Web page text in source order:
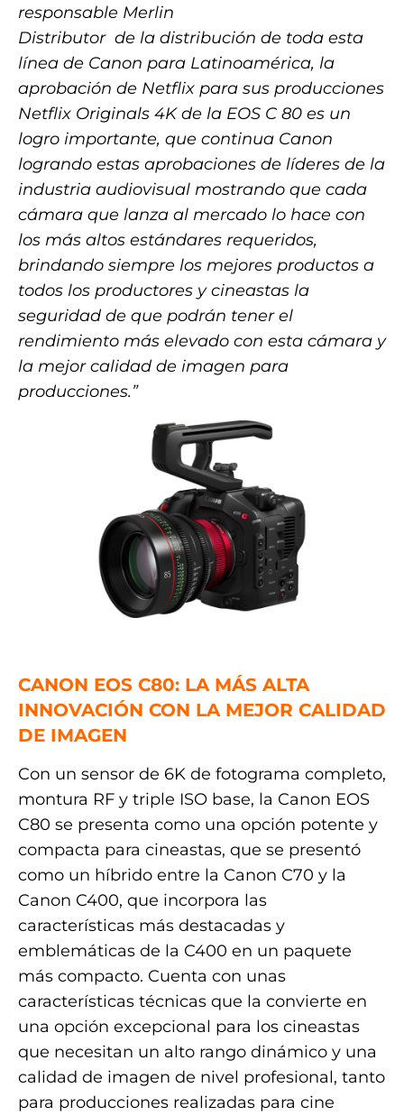
responsable Merlin
Distributor de la distribución de toda esta
línea de Canon para Latinoamérica, la
aprobación de Netflix para sus producciones
Netflix Originals 4K de la EOS C 80 es un
logro importante, que continua Canon
logrando estas aprobaciones de líderes de la
industria audiovisual mostrando que cada
cámara que lanza al mercado lo hace con
los más altos estándares requeridos,
brindando siempre los mejores productos a
todos los productores y cineastas la
seguridad de que podrán tener el
rendimiento más elevado con esta cámara y
la mejor calidad de imagen para
producciones.”
CANON EOS C80: LA MÁS ALTA
INNOVACIÓN CON LA MEJOR CALIDAD
DE IMAGEN
Con un sensor de 6K de fotograma completo,
montura RF y triple ISO base, la Canon EOS
C80 se presenta como una opción potente y
compacta para cineastas, que se presentó
como un híbrido entre la Canon C70 y la
Canon C400, que incorpora las
características más destacadas y
emblemáticas de la C400 en un paquete
más compacto. Cuenta con unas
características técnicas que la convierte en
una opción excepcional para los cineastas
que necesitan un alto rango dinámico y una
calidad de imagen de nivel profesional, tanto
para producciones realizadas para cine